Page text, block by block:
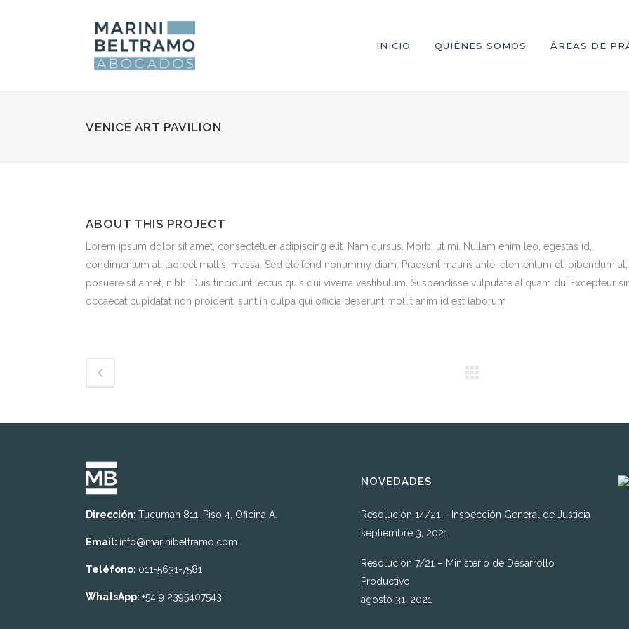
INICIO QUIÉNES SOMOS ÁREAS DE
VENICE ART PAVILION
ABOUT THIS PROJECT
Lorem ipsum dolor sit amet, consectetuer adipiscing elit. Nam cursus. Morbi ut mi. Nullam enim leo, egestas id,
condimentum at, laoreet mattis, massa. Sed eleifend nonummy diam. Praesent mauris ante, elementum et, bibendum at,
posuere sit amet, nibh. Duis tincidunt lectus quis dui viverra vestibulum. Suspendisse vulputate aliquam dui.Excepteur
occaecat cupidatat non proident, sunt in culpa qui officia deserunt mollit anim id est laborum
Dirección: Tucuman 811, Piso 4, Oficina A.
Email: info@marinibeltramo.com
Teléfono: 011-5631-7581
WhatsApp: +54 9 2395407543
NOVEDADES
Resolución 14/21 – Inspección General de Justicia
septiembre 3, 2021
Resolución 7/21 – Ministerio de Desarrollo
Productivo
agosto 31, 2021